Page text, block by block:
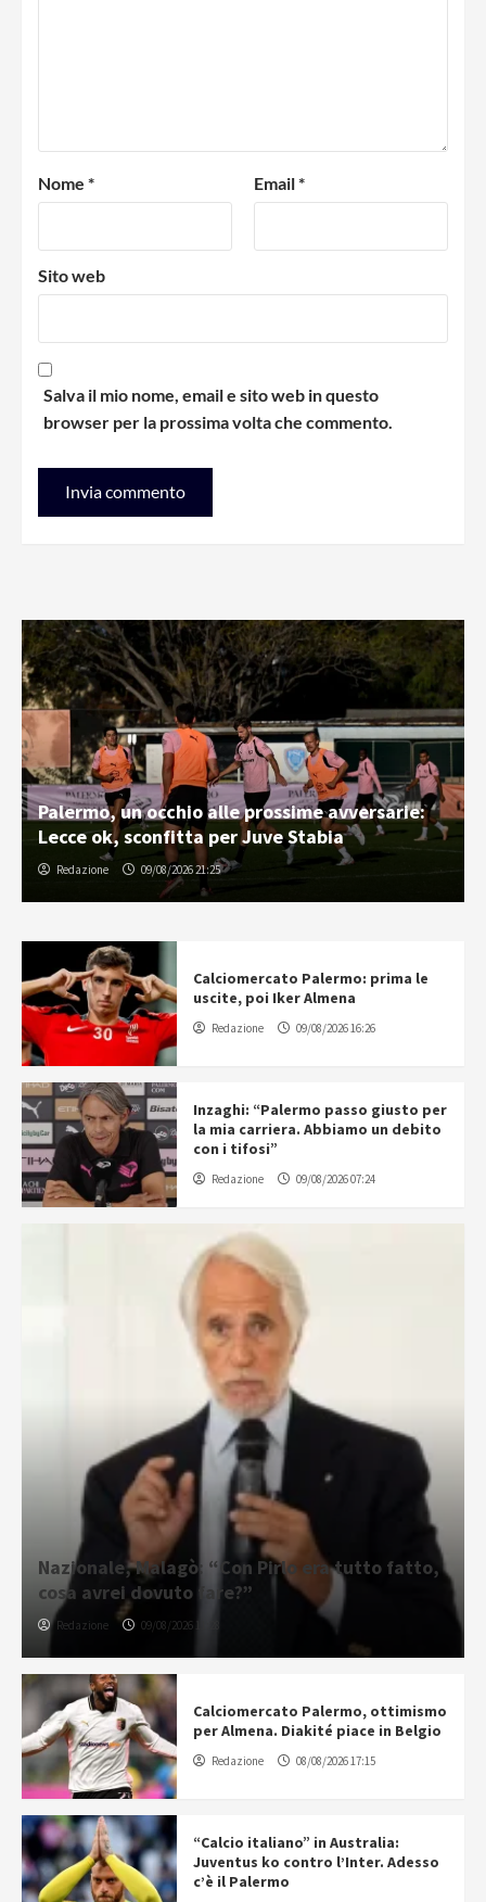
Nome * Email*
Sito web
Salva il mio nome, email e sito web in questo
browser per la prossima volta che commento.
Palermo, un occhio alle prossime avversarie:
Lecce ok, sconfitta per Juve Stabia
Redazione 09/08/2026 21:25
Calciomercato Palermo: prima le
uscite, poi Iker Almena
Redazione 09/08/2026 16:26
Inzaghi: “Palermo passo giusto per
la mia carriera. Abbiamo un debito
con i tifosi”
Redazione 09/08/2026 07:24
Nazionale, Malagò: “Con Pirlo era tutto fatto,
cosa avrei dovuto fare?”
Redazione 09/08/2026 11:28
Calciomercato Palermo, ottimismo
per Almena. Diakité piace in Belgio
Redazione 08/08/2026 17:15
“Calcio italiano” in Australia:
Juventus ko contro l’Inter. Adesso
c’è il Palermo